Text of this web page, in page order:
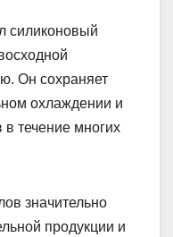
силиконовый
Он сохраняет
охлаждении и
в течение многих
значительно
продукции и